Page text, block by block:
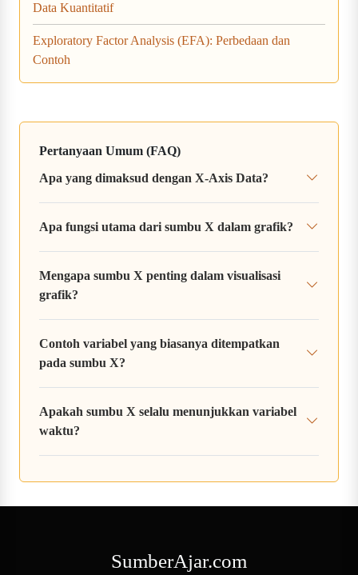
Data Kuantitatif
Exploratory Factor Analysis (EFA): Perbedaan dan
Contoh
Pertanyaan Umum (FAQ)
Apa yang dimaksud dengan X-Axis Data?
Apa fungsi utama dari sumbu X dalam grafik?
Mengapa sumbu X penting dalam visualisasi
grafik?
Contoh variabel yang biasanya ditempatkan
pada sumbu X?
Apakah sumbu X selalu menunjukkan variabel
waktu?
SumberAjar.com